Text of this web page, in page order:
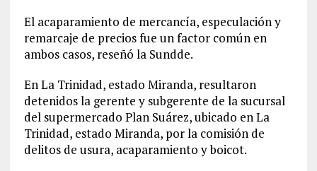
El acaparamiento de mercancía, especulación y
remarcaje de precios fue un factor común en
ambos casos, reseñó la Sundde.
En La Trinidad, estado Miranda, resultaron
detenidos la gerente y subgerente de la sucursal
del supermercado Plan Suárez, ubicado en La
Trinidad, estado Miranda, por la comisión de
delitos de usura, acaparamiento y boicot.